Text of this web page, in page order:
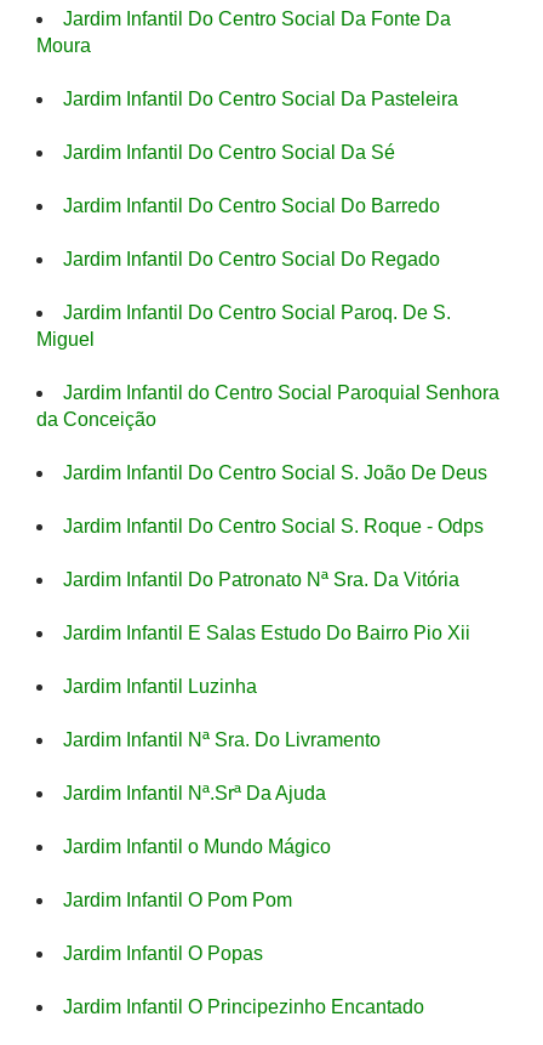
Jardim Infantil Do Centro Social Da Fonte Da
Moura
Jardim Infantil Do Centro Social Da Pasteleira
Jardim Infantil Do Centro Social Da Sé
Jardim Infantil Do Centro Social Do Barredo
Jardim Infantil Do Centro Social Do Regado
Jardim Infantil Do Centro Social Paroq. De S.
Miguel
Jardim Infantil do Centro Social Paroquial Senhora
da Conceição
Jardim Infantil Do Centro Social S. João De Deus
Jardim Infantil Do Centro Social S. Roque - Odps
Jardim Infantil Do Patronato Nª Sra. Da Vitória
Jardim Infantil E Salas Estudo Do Bairro Pio Xii
Jardim Infantil Luzinha
Jardim Infantil Nª Sra. Do Livramento
Jardim Infantil Nª.Srª Da Ajuda
Jardim Infantil o Mundo Mágico
Jardim Infantil O Pom Pom
Jardim Infantil O Popas
Jardim Infantil O Principezinho Encantado